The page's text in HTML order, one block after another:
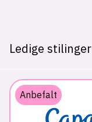
Ledige stilinger
Anbefalt